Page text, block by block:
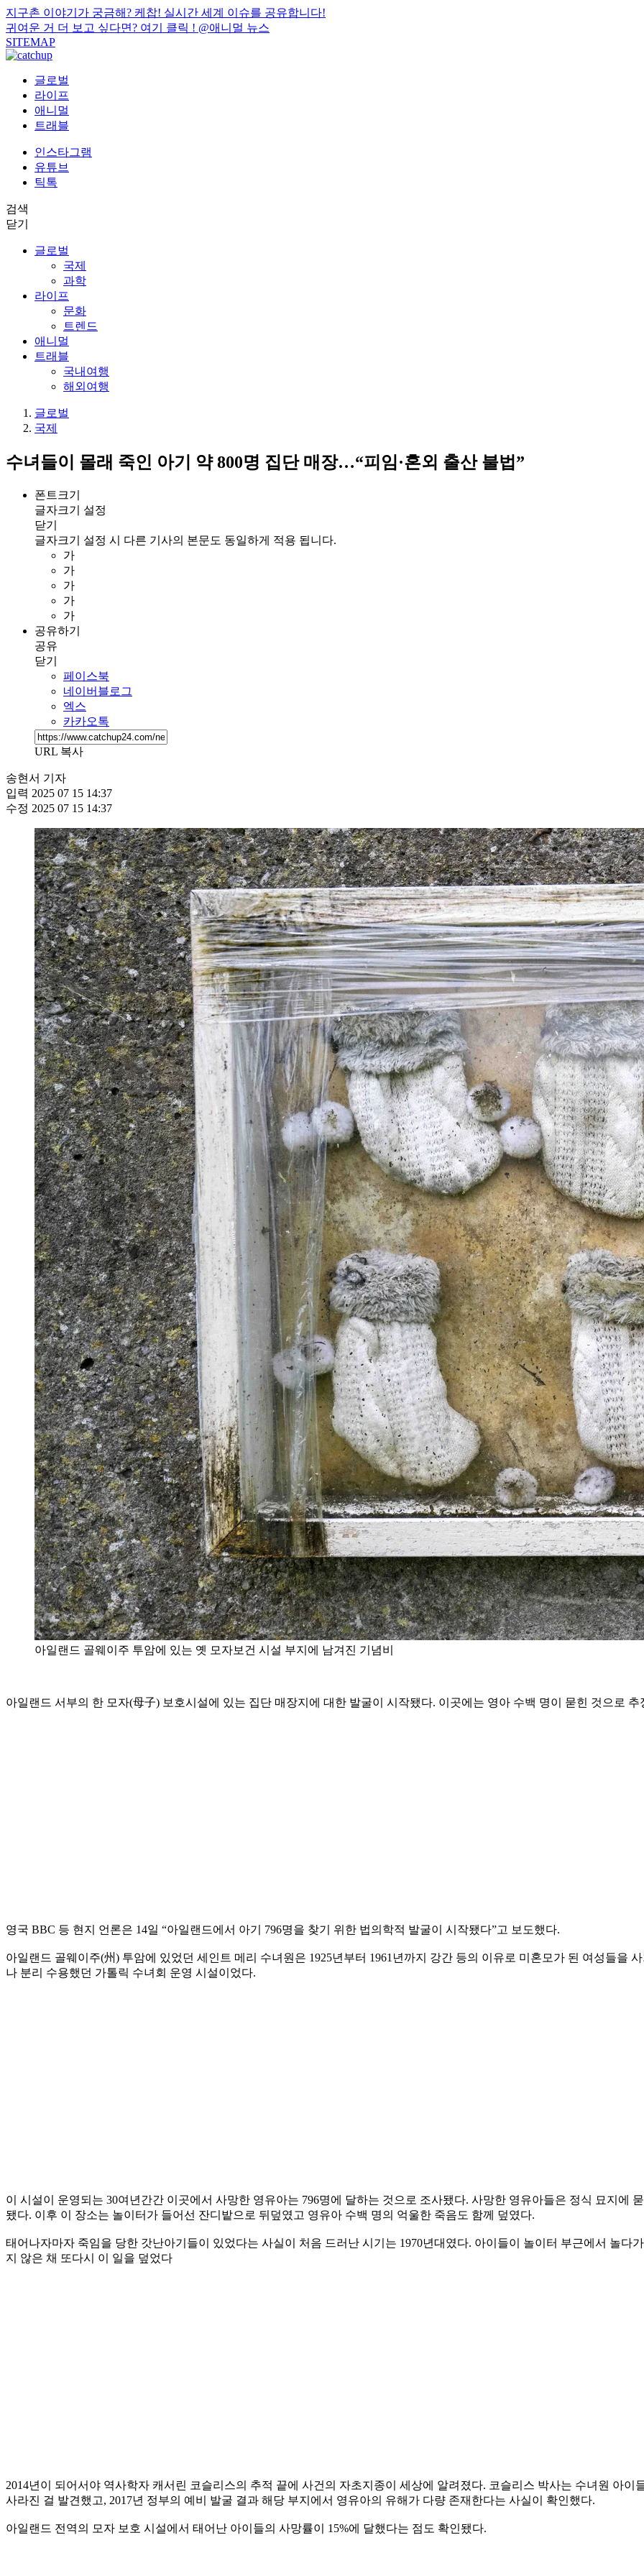
지구촌 이야기가 궁금해? 케찹! 실시간 세계 이슈를 공유합니다!
귀여운 거 더 보고 싶다면? 여기 클릭 ! @애니멀 뉴스
SITEMAP
글로벌
라이프
애니멀
트래블
인스타그램
유튜브
틱톡
검색
닫기
글로벌
국제
과학
라이프
문화
트렌드
애니멀
트래블
국내여행
해외여행
글로벌
국제
수녀들이 몰래 죽인 아기 약 800명 집단 매장…“피임·혼외 출산 불법”
폰트크기
글자크기 설정
닫기
글자크기 설정 시 다른 기사의 본문도 동일하게 적용 됩니다.
가
가
가
가
가
공유하기
공유
닫기
페이스북
네이버블로그
엑스
카카오톡
URL 복사
송현서 기자
입력 2025 07 15 14:37
수정 2025 07 15 14:37
아일랜드 골웨이주 투암에 있는 옛 모자보건 시설 부지에 남겨진 기념비
아일랜드 서부의 한 모자(母子) 보호시설에 있는 집단 매장지에 대한 발굴이 시작됐다. 이곳에는 영아 수백 명이 묻힌 것으로 추
영국 BBC 등 현지 언론은 14일 “아일랜드에서 아기 796명을 찾기 위한 법의학적 발굴이 시작됐다”고 보도했다.
아일랜드 골웨이주(州) 투암에 있었던 세인트 메리 수녀원은 1925년부터 1961년까지 강간 등의 이유로 미혼모가 된 여성들을
나 분리 수용했던 가톨릭 수녀회 운영 시설이었다.
이 시설이 운영되는 30여년간간 이곳에서 사망한 영유아는 796명에 달하는 것으로 조사됐다. 사망한 영유아들은 정식 묘지에
됐다. 이후 이 장소는 놀이터가 들어선 잔디밭으로 뒤덮였고 영유아 수백 명의 억울한 죽음도 함께 덮였다.
태어나자마자 죽임을 당한 갓난아기들이 있었다는 사실이 처음 드러난 시기는 1970년대였다. 아이들이 놀이터 부근에서 놀다
지 않은 채 또다시 이 일을 덮었다
2014년이 되어서야 역사학자 캐서린 코슬리스의 추적 끝에 사건의 자초지종이 세상에 알려졌다. 코슬리스 박사는 수녀원 아
사라진 걸 발견했고, 2017년 정부의 예비 발굴 결과 해당 부지에서 영유아의 유해가 다량 존재한다는 사실이 확인했다.
아일랜드 전역의 모자 보호 시설에서 태어난 아이들의 사망률이 15%에 달했다는 점도 확인됐다.